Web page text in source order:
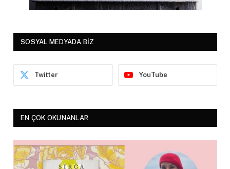
SOSYAL MEDYADA BİZ
Twitter YouTube
EN ÇOK OKUNANLAR